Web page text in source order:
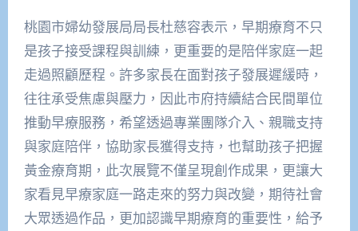
桃園市婦幼發展局局長杜慈容表示，早期療育不只
是孩子接受課程與訓練，更重要的是陪伴家庭一起
走過照顧歷程。許多家長在面對孩子發展遲緩時，
往往承受焦慮與壓力，因此市府持續結合民間單位
推動早療服務，希望透過專業團隊介入、親職支持
與家庭陪伴，協助家長獲得支持，也幫助孩子把握
黃金療育期，此次展覽不僅呈現創作成果，更讓大
家看見早療家庭一路走來的努力與改變，期待社會
大眾透過作品，更加認識早期療育的重要性，給予